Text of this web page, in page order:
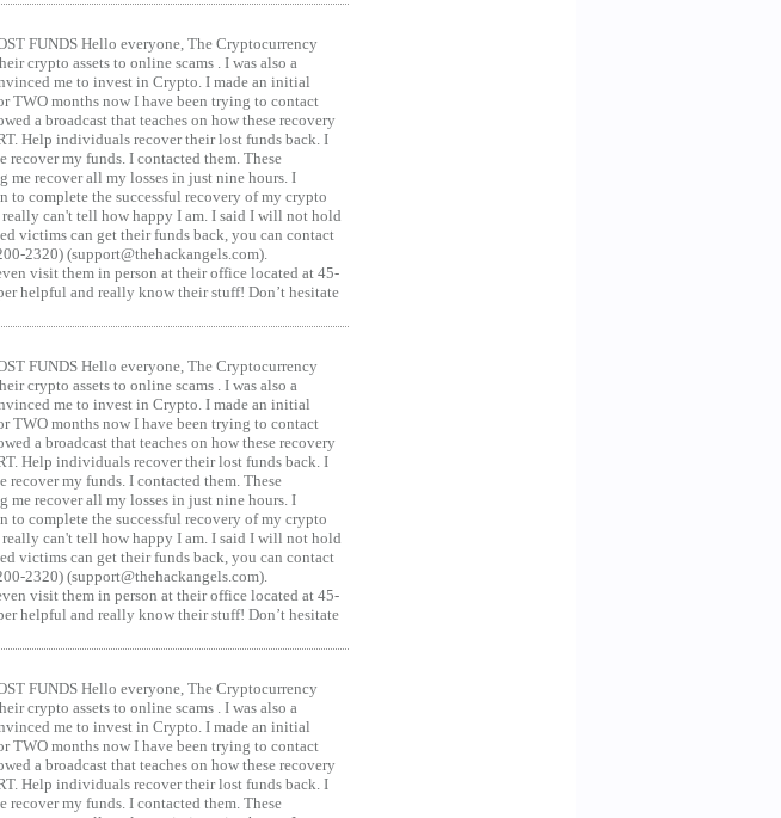
FUNDS Hello everyone, The Cryptocurrency
crypto assets to online scams . I was also a
me to invest in Crypto. I made an initial
TWO months now I have been trying to contact
a broadcast that teaches on how these recovery
Help individuals recover their lost funds back. I
my funds. I contacted them. These
recover all my losses in just nine hours. I
to complete the successful recovery of my crypto
can't tell how happy I am. I said I will not hold
victims can get their funds back, you can contact
2320) (support@thehackangels.com).
visit them in person at their office located at 45-
helpful and really know their stuff! Don’t hesitate
FUNDS Hello everyone, The Cryptocurrency
crypto assets to online scams . I was also a
me to invest in Crypto. I made an initial
TWO months now I have been trying to contact
a broadcast that teaches on how these recovery
Help individuals recover their lost funds back. I
my funds. I contacted them. These
recover all my losses in just nine hours. I
to complete the successful recovery of my crypto
can't tell how happy I am. I said I will not hold
victims can get their funds back, you can contact
2320) (support@thehackangels.com).
visit them in person at their office located at 45-
helpful and really know their stuff! Don’t hesitate
FUNDS Hello everyone, The Cryptocurrency
crypto assets to online scams . I was also a
me to invest in Crypto. I made an initial
TWO months now I have been trying to contact
a broadcast that teaches on how these recovery
Help individuals recover their lost funds back. I
my funds. I contacted them. These